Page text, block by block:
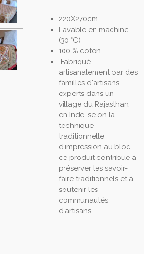
220X270cm
Lavable en machine
(30 °C)
100 % coton
Fabriqué
artisanalement par des
familles d'artisans
experts dans un
village du Rajasthan,
en Inde, selon la
technique
traditionnelle
d'impression au bloc,
ce produit contribue à
préserver les savoir-
faire traditionnels et à
soutenir les
communautés
d'artisans.